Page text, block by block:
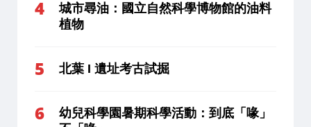
城市尋油：國立自然科學博物館的油料
植物
北葉 I 遺址考古試掘
幼兒科學園暑期科學活動：到底「喙」